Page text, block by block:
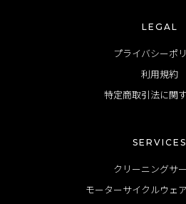
LEGAL
プライバシーポ
利用規約
特定商取引法に関
SERVICES
クリーニングサ
モーターサイクルウェ